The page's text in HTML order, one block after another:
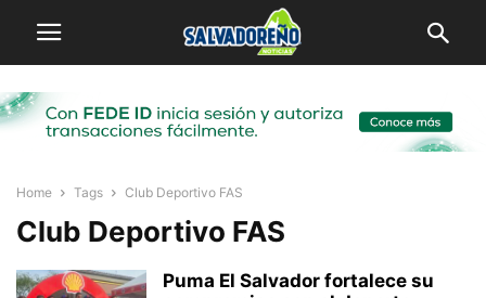
Home Tags Club Deportivo FAS
Club Deportivo FAS
Puma El Salvador fortalece su